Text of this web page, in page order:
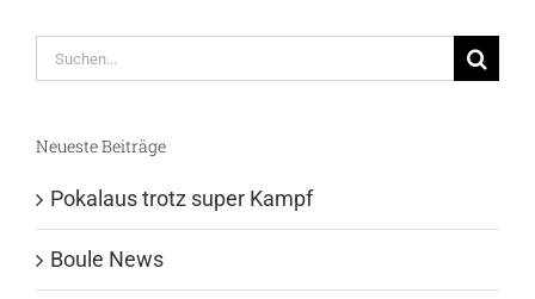
Suche
nach:
Neueste Beiträge
Pokalaus trotz super Kampf
Boule News